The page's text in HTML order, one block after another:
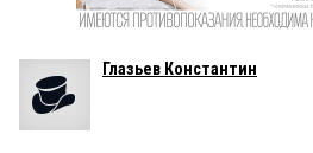
Глазьев Константин